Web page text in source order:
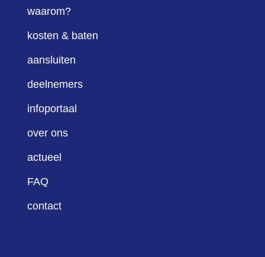
waarom?
kosten & baten
aansluiten
deelnemers
infoportaal
over ons
actueel
FAQ
contact